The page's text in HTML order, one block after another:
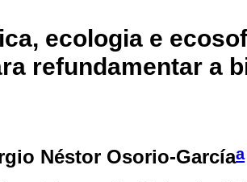
ecologia e
refundamentar a
Néstor Osorio-Garcíaa